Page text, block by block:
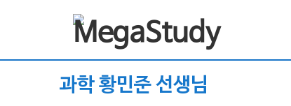
과학 황민준 선생님